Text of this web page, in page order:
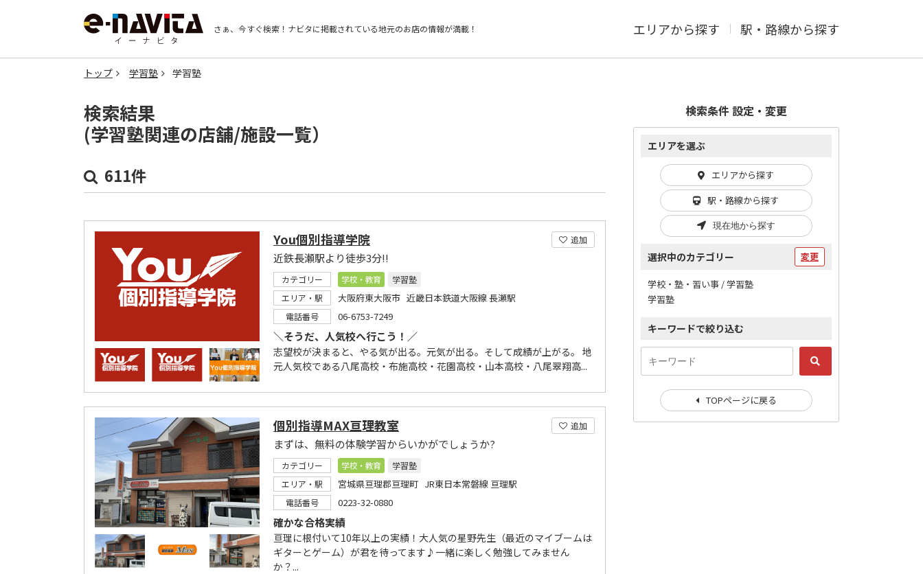
さぁ、今すぐ検索！ ナビタに掲載されている地元のお店の情報が満載！ エリアから探す 駅・路線から探す
トップ 学習塾 学習塾
検索結果
(学習塾関連の店舗/施設一覧）
611件
追加
You個別指導学院
近鉄長瀬駅より徒歩3分!!
カテゴリー 学校・教育
学習塾
エリア・駅
大阪府東大阪市 近畿日本鉄道大阪線 長瀬駅
電話番号 06-6753-7249
＼そうだ、人気校へ行こう！／
志望校が決まると、やる気が出る。元気が出る。そして成績が上がる。 地
元人気校である八尾高校・布施高校・花園高校・山本高校・八尾翠翔高...
追加
個別指導MAX亘理教室
まずは、無料の体験学習からいかがでしょうか?
カテゴリー 学校・教育
学習塾
エリア・駅
宮城県亘理郡亘理町 JR東日本常磐線 亘理駅
電話番号 0223-32-0880
確かな合格実績
亘理に根付いて10年以上の実績！大人気の星野先生（最近のマイブームは
ギターとゲーム）が君を待ってます♪一緒に楽しく勉強してみません
か？...
検索条件 設定・変更
エリアを選ぶ
エリアから探す
駅・路線から探す
現在地から探す
選択中のカテゴリー 変更
学校・塾・習い事 / 学習塾
学習塾
キーワードで絞り込む
TOPページに戻る